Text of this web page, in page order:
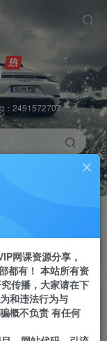
：2491572707
站长招募
推荐
24小时自动赚钱
网课资源分享，
都有！ 本站所有资
传播，大家请在下
和违法行为与
概不负责 有任何